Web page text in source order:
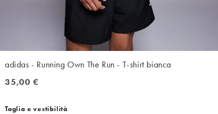
adidas - Running Own The Run - T-shirt bianca
35,00 €
35,00 €
Taglia e vestibilità